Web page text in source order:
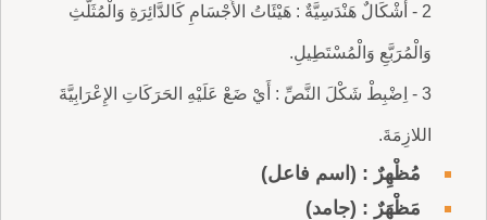
2 - أَشْكَالٌ هَنْدَسِيَّةٌ : هَيْئَاتُ الأَجْسَامِ كَالدَّائِرَةِ وَالْمُثَلَّثِ
وَالْمُرَبَّعِ وَالْمُسْتَطِيلِ.
3 - اِضْبِطْ شَكْلَ النَّصِّ : أَيْ ضَعْ عَلَيْهِ الحَرَكَاتِ الإِعْرَابِيَّةَ
اللازِمَةَ.
مُظْهِرٌ : (اسم فاعل)
مَظْهَرٌ : (جامد)